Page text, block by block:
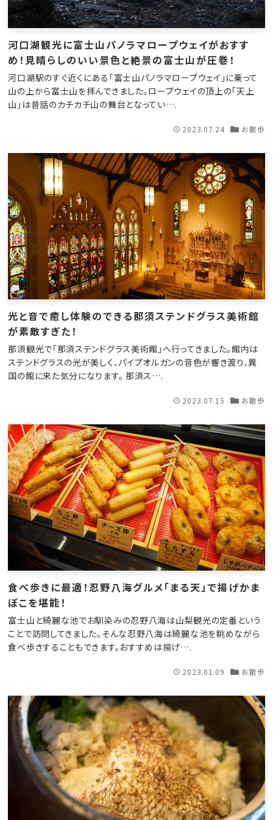
河口湖観光に富士山パノラマロープウェイがおすす
め！見晴らしのいい景色と絶景の富士山が圧巻！
河口湖駅のすぐ近くにある「富士山パノラマロープウェイ」に乗って
山の上から富士山を拝んできました。ロープウェイの頂上の「天上
山」は昔話のカチカチ山の舞台となってい….
2023.07.24 お散歩
光と音で癒し体験のできる那須ステンドグラス美術館
が素敵すぎた！
那須観光で「那須ステンドグラス美術館」へ行ってきました。館内は
ステンドグラスの光が美しく、パイプオルガンの音色が響き渡り、異
国の館に来た気分になります。 那須ス….
2023.07.15 お散歩
食べ歩きに最適！忍野八海グルメ「まる天」で揚げかま
ぼこを堪能！
富士山と綺麗な池でお馴染みの忍野八海は山梨観光の定番という
ことで訪問してきました。そんな忍野八海は綺麗な池を眺めながら
食べ歩きすることもできます。おすすめは揚げ….
2023.01.09 お散歩